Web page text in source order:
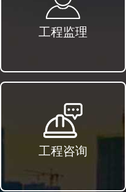
工程监理
工程咨询